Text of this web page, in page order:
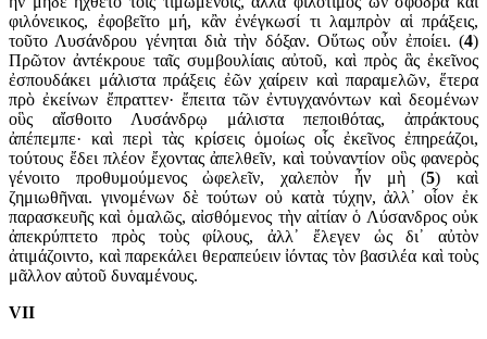
φιλόνεικος, ἐφοβεῖτο μή, κἂν ἐνέγκωσί τι λαμπρὸν αἱ πράξεις,
τοῦτο Λυσάνδρου γένηται διὰ τὴν δόξαν. Οὕτως οὖν ἐποίει. (4)
Πρῶτον ἀντέκρουε ταῖς συμ­βουλίαις αὐτοῦ, καὶ πρὸς ἃς ἐκεῖνος
ἐσπουδάκει μάλιστα πράξεις ἐῶν χαίρειν καὶ παραμελῶν, ἕτερα
πρὸ ἐκείνων ἔπραττεν· ἔπειτα τῶν ἐντυγχανόντων καὶ δεομένων
οὓς αἴσθοιτο Λυσάνδρῳ μάλιστα πε­ποιθότας, ἀπράκτους
ἀπέπεμπε· καὶ περὶ τὰς κρίσεις ὁμοίως οἷς ἐκεῖνος ἐπηρεάζοι,
τούτους ἔδει πλέον ἔχοντας ἀπελθεῖν, καὶ τοὐναντίον οὓς φανερὸς
γένοιτο προθυμού­μενος ὠφελεῖν, χαλεπὸν ἦν μὴ (5) καὶ
ζημιωθῆναι. γινομένων δὲ τούτων οὐ κατὰ τύχην, ἀλλ᾽ οἷον ἐκ
παρασκευῆς καὶ ὁμαλῶς, αἰσθόμενος τὴν αἰτίαν ὁ Λύσανδρος οὐκ
ἀπεκρύπτετο πρὸς τοὺς φίλους, ἀλλ᾽ ἔλεγεν ὡς δι᾽ αὐτὸν
ἀτιμάζοιντο, καὶ παρεκάλει θερα­πεύειν ἰόντας τὸν βασιλέα καὶ τοὺς
μᾶλλον αὐτοῦ δυναμένους.
VII